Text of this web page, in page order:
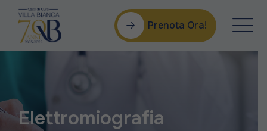
Prenota Ora!
Elettromiografia